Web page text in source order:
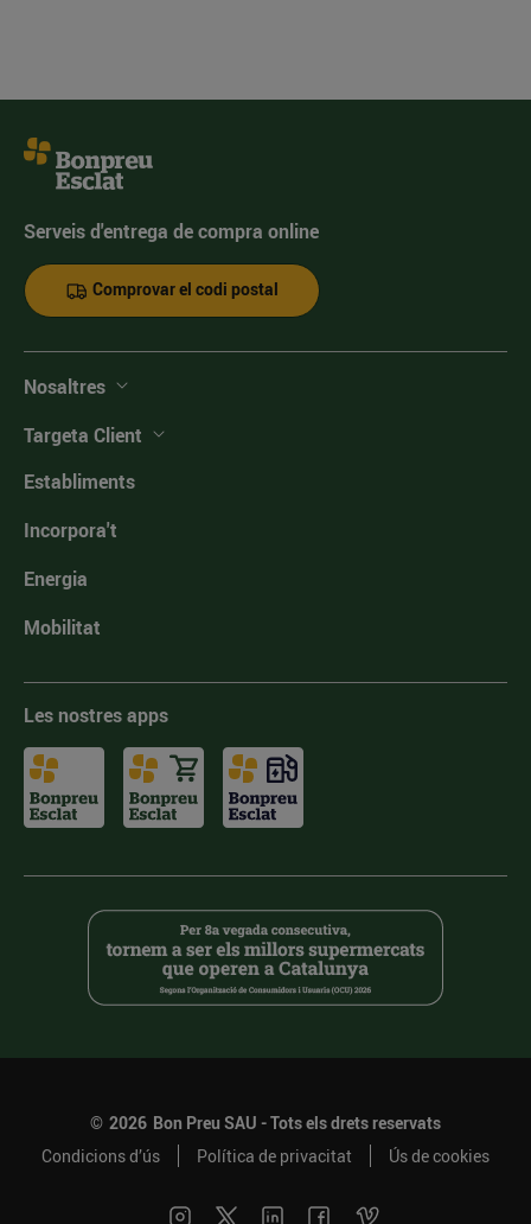
Serveis d'entrega de compra online
Comprovar el codi postal
Nosaltres
Targeta Client
Establiments
Incorpora't
Energia
Mobilitat
Les nostres apps
© 2026 Bon Preu SAU - Tots els drets reservats
Condicions d’ús
Política de privacitat Ús de cookies